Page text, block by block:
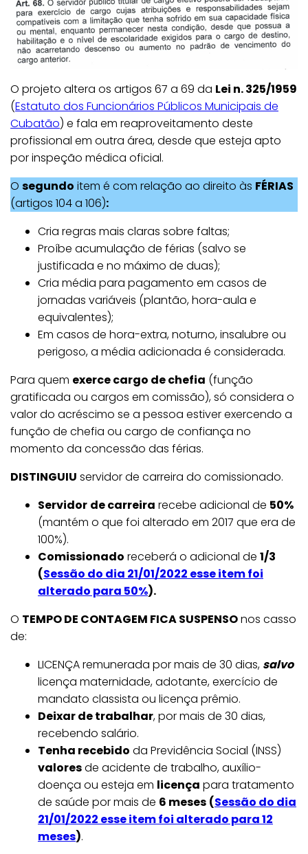
O projeto altera os artigos 67 a 69 da Lei n. 325/1959
(Estatuto dos Funcionários Públicos Municipais de
Cubatão) e fala em reaproveitamento deste
profissional em outra área, desde que esteja apto
por inspeção médica oficial.
O segundo item é com relação ao direito às FÉRIAS
(artigos 104 a 106):
Cria regras mais claras sobre faltas;
Proíbe acumulação de férias (salvo se
justificada e no máximo de duas);
Cria média para pagamento em casos de
jornadas variáveis (plantão, hora-aula e
equivalentes);
Em casos de hora-extra, noturno, insalubre ou
perigoso, a média adicionada é considerada.
Para quem exerce cargo de chefia (função
gratificada ou cargos em comissão), só considera o
valor do acréscimo se a pessoa estiver exercendo a
função de chefia ou cargo de confiança no
momento da concessão das férias.
DISTINGUIU servidor de carreira do comissionado.
Servidor de carreira recebe adicional de 50%
(mantém o que foi alterado em 2017 que era de
100%).
Comissionado receberá o adicional de 1/3
(Sessão do dia 21/01/2022 esse item foi
alterado para 50%).
O TEMPO DE CONTAGEM FICA SUSPENSOnos casso
de:
LICENÇA remunerada por mais de 30 dias, salvo
licença maternidade, adotante, exercício de
mandato classista ou licença prêmio.
Deixar de trabalhar, por mais de 30 dias,
recebendo salário.
Tenha recebido da Previdência Social (INSS)
valoresde acidente de trabalho, auxílio-
doença ou esteja em licença para tratamento
de saúde por mais de 6 meses (Sessão do dia
21/01/2022 esse item foi alterado para 12
meses).